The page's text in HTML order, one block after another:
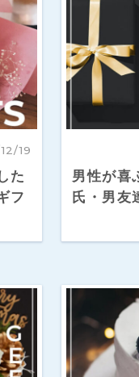
19
た
フ
男性が喜
氏・男友